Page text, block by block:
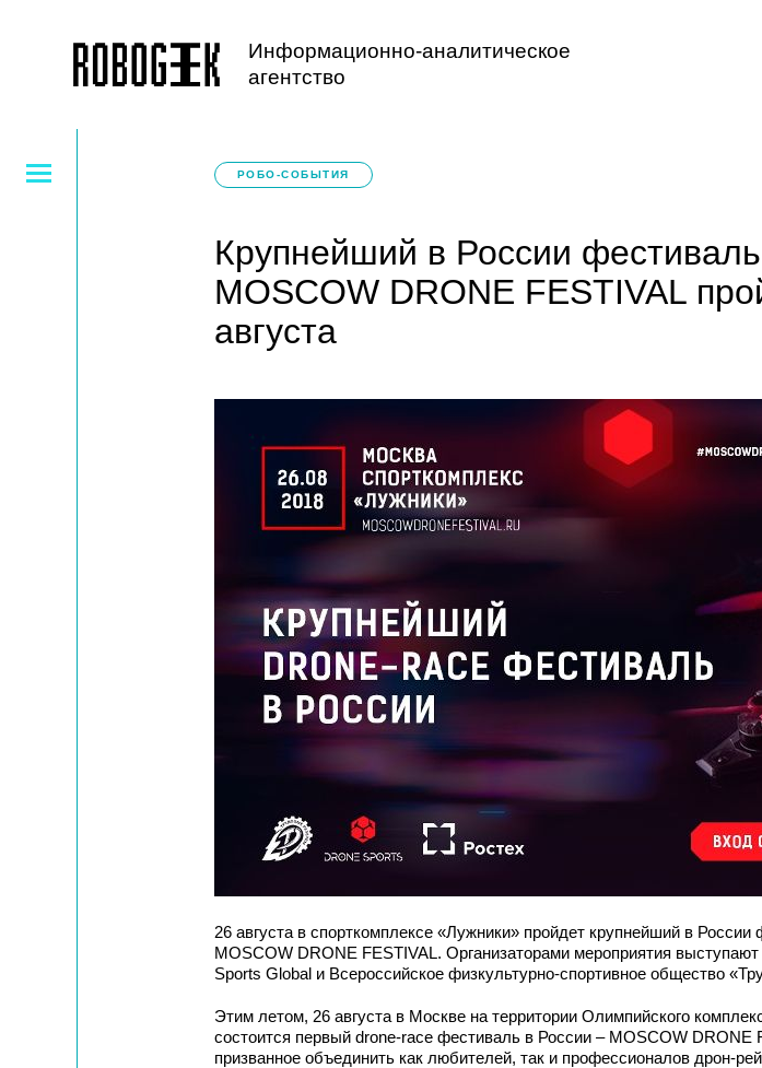
Информационно-аналитическое
агентство
РОБО-СОБЫТИЯ
Крупнейший в России
MOSCOW DRONE FESTIVAL
августа
26 августа в спорткомплексе «Лужники» пройдет крупнейший в России
MOSCOW DRONE FESTIVAL. Организаторами мероприятия
Sports Global и Всероссийское физкультурно-спортивное общество
Этим летом, 26 августа в Москве на территории Олимпийского
состоится первый drone-race фестиваль в России – MOSCOW DRONE
призванное объединить как любителей, так и профессионалов дрон-